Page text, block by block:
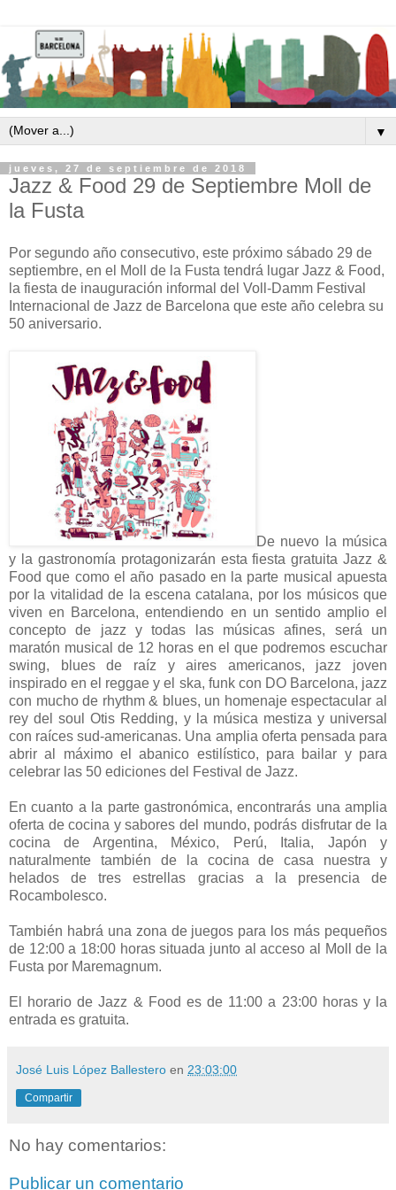
▼
jueves, 27 de septiembre de 2018
Jazz & Food 29 de Septiembre Moll de
la Fusta
Por segundo año consecutivo, este próximo sábado 29 de
septiembre, en el Moll de la Fusta tendrá lugar Jazz & Food,
la fiesta de inauguración informal del Voll-Damm Festival
Internacional de Jazz de Barcelona que este año celebra su
50 aniversario.
De nuevo la música
y la gastronomía protagonizarán esta fiesta gratuita Jazz &
Food que como el año pasado en la parte musical apuesta
por la vitalidad de la escena catalana, por los músicos que
viven en Barcelona, entendiendo en un sentido amplio el
concepto de jazz y todas las músicas afines, será un
maratón musical de 12 horas en el que podremos escuchar
swing, blues de raíz y aires americanos, jazz joven
inspirado en el reggae y el ska, funk con DO Barcelona, jazz
con mucho de rhythm & blues, un homenaje espectacular al
rey del soul Otis Redding, y la música mestiza y universal
con raíces sud-americanas. Una amplia oferta pensada para
abrir al máximo el abanico estilístico, para bailar y para
celebrar las 50 ediciones del Festival de Jazz.
En cuanto a la parte gastronómica, encontrarás una amplia
oferta de cocina y sabores del mundo, podrás disfrutar de la
cocina de Argentina, México, Perú, Italia, Japón y
naturalmente también de la cocina de casa nuestra y
helados de tres estrellas gracias a la presencia de
Rocambolesco.
También habrá una zona de juegos para los más pequeños
de 12:00 a 18:00 horas situada junto al acceso al Moll de la
Fusta por Maremagnum.
El horario de Jazz & Food es de 11:00 a 23:00 horas y la
entrada es gratuita.
José Luis López Ballestero en 23:03:00
Compartir
No hay comentarios:
Publicar un comentario